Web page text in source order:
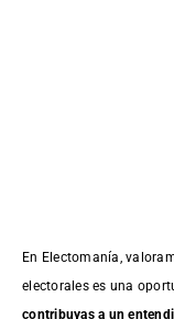
En Electomanía,
electorales es una
contribuyas a un